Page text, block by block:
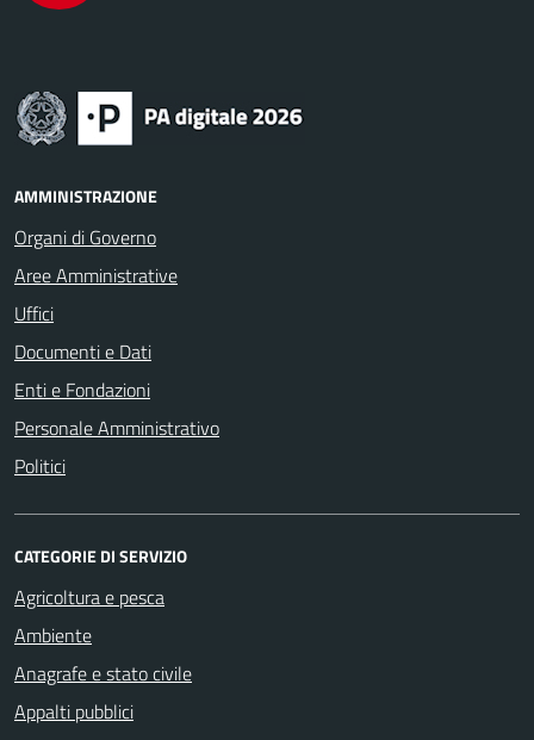
AMMINISTRAZIONE
Organi di Governo
Aree Amministrative
Uffici
Documenti e Dati
Enti e Fondazioni
Personale Amministrativo
Politici
CATEGORIE DI SERVIZIO
Agricoltura e pesca
Ambiente
Anagrafe e stato civile
Appalti pubblici